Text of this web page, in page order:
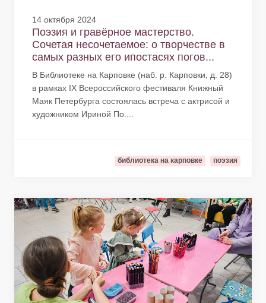
14 октября 2024
Поэзия и гравёрное мастерство.
Сочетая несочетаемое: о творчестве в
самых разных его ипостасях погов...
В Библиотеке на Карповке (наб. р. Карповки, д. 28)
в рамках IX Всероссийского фестиваля Книжный
Маяк Петербурга состоялась встреча с актрисой и
художником Ириной По....
библиотека на карповке поэзия